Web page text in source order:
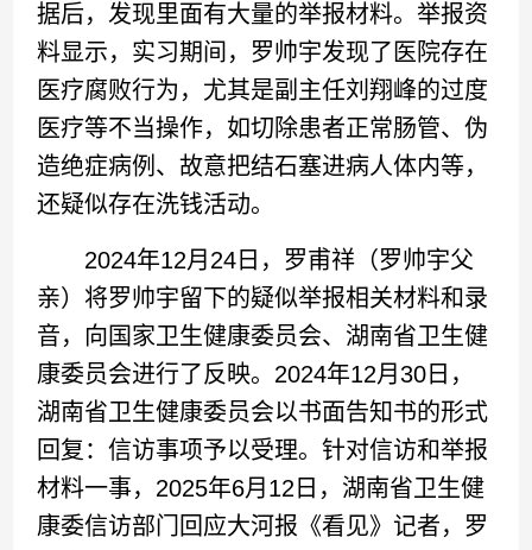
据后，发现里面有大量的举报材料。举报资
料显示，实习期间，罗帅宇发现了医院存在
医疗腐败行为，尤其是副主任刘翔峰的过度
医疗等不当操作，如切除患者正常肠管、伪
造绝症病例、故意把结石塞进病人体内等，
还疑似存在洗钱活动。
2024年12月24日，罗甫祥（罗帅宇父
亲）将罗帅宇留下的疑似举报相关材料和录
音，向国家卫生健康委员会、湖南省卫生健
康委员会进行了反映。2024年12月30日，
湖南省卫生健康委员会以书面告知书的形式
回复：信访事项予以受理。针对信访和举报
材料一事，2025年6月12日，湖南省卫生健
康委信访部门回应大河报《看见》记者，罗